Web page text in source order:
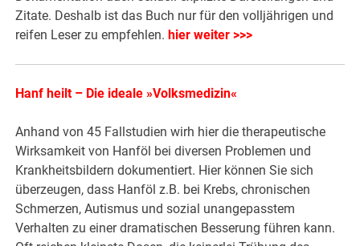
Zitate. Deshalb ist das Buch nur für den volljährigen und
reifen Leser zu empfehlen. hier weiter >>>
Hanf heilt – Die ideale »Volksmedizin«
Anhand von 45 Fallstudien wirh hier die therapeutische
Wirksamkeit von Hanföl bei diversen Problemen und
Krankheitsbildern dokumentiert. Hier können Sie sich
überzeugen, dass Hanföl z.B. bei Krebs, chronischen
Schmerzen, Autismus und sozial unangepasstem
Verhalten zu einer dramatischen Besserung führen kann.